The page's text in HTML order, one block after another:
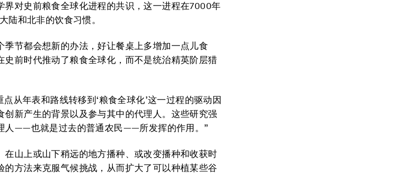
界对史前粮食全球化进程的共识，这一进程在7000年
陆和北非的饮食习惯。
季节都会想新的办法，好让餐桌上多增加一点儿食
史前时代推动了粮食全球化，而不是统治精英阶层猎
从年表和路线转移到‘粮食全球化’这一过程的驱动因
创新产生的背景以及参与其中的代理人。这些研究强
人——也就是过去的普通农民——所发挥的作用。”
在山上或山下稍远的地方播种、或改变播种和收获时
的方法来克服气候挑战，从而扩大了可以种植某些谷